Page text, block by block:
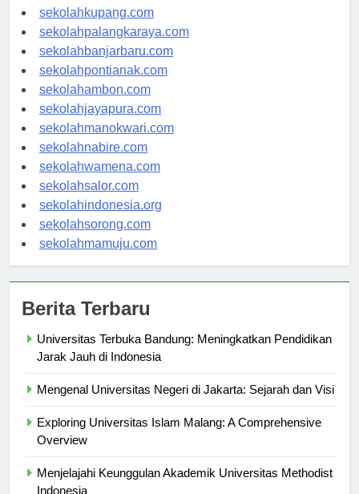
sekolahmanado.com
sekolahkupang.com
sekolahpalangkaraya.com
sekolahbanjarbaru.com
sekolahpontianak.com
sekolahambon.com
sekolahjayapura.com
sekolahmanokwari.com
sekolahnabire.com
sekolahwamena.com
sekolahsalor.com
sekolahindonesia.org
sekolahsorong.com
Universitas Terbuka Bandung: Meningkatkan Pendidikan
Exploring Universitas Islam Malang: A Comprehensive
Menjelajahi Keunggulan Akademik Universitas Methodist